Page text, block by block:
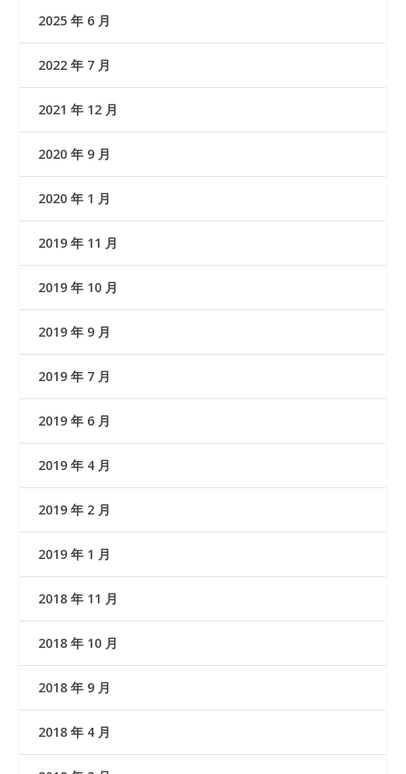
2025 年 6 月
2022 年 7 月
2021 年 12 月
2020 年 9 月
2020 年 1 月
2019 年 11 月
2019 年 10 月
2019 年 9 月
2019 年 7 月
2019 年 6 月
2019 年 4 月
2019 年 2 月
2019 年 1 月
2018 年 11 月
2018 年 10 月
2018 年 9 月
2018 年 4 月